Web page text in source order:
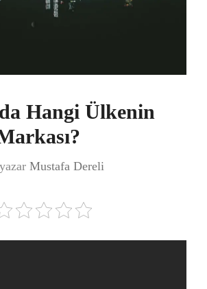
Hangi Ülkenin
yazar Mustafa Dereli